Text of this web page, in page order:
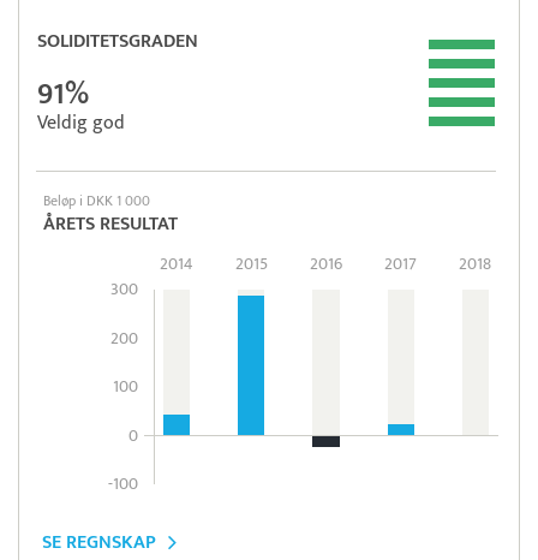
SOLIDITETSGRADEN
91%
Veldig god
Beløp i DKK 1 000
ÅRETS RESULTAT
300
200
100
0
-100
2014 2015 2016 2017 2018
SE REGNSKAP